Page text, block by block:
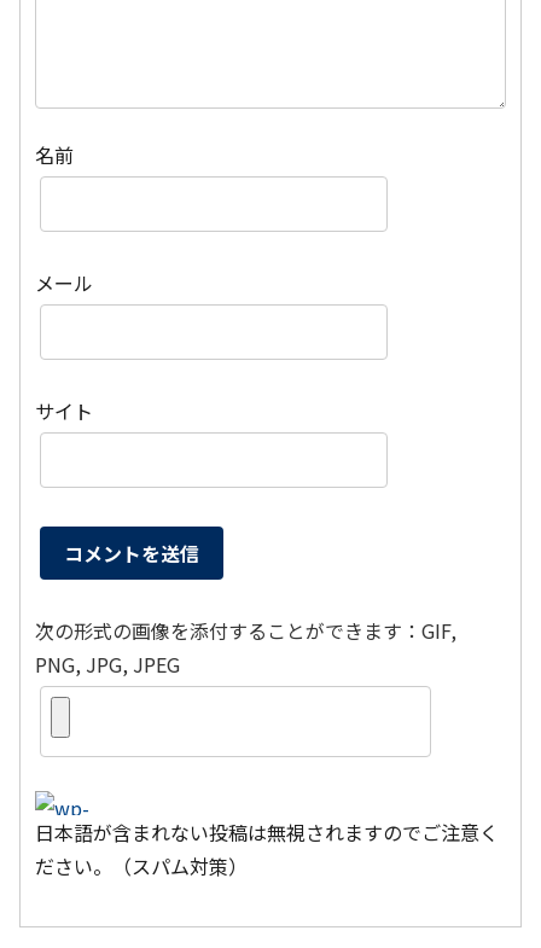
名前
メール
サイト
次の形式の画像を添付することができます：GIF,
PNG, JPG, JPEG
日本語が含まれない投稿は無視されますのでご注意く
ださい。（スパム対策）